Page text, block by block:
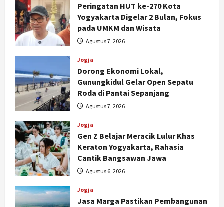
Peringatan HUT ke-270 Kota
Yogyakarta Digelar 2 Bulan, Fokus
pada UMKM dan Wisata
Agustus 7, 2026
Jogja
Dorong Ekonomi Lokal,
Gunungkidul Gelar Open Sepatu
Roda di Pantai Sepanjang
Agustus 7, 2026
Jogja
Gen Z Belajar Meracik Lulur Khas
Keraton Yogyakarta, Rahasia
Cantik Bangsawan Jawa
Agustus 6, 2026
Jogja
Jasa Marga Pastikan Pembangunan